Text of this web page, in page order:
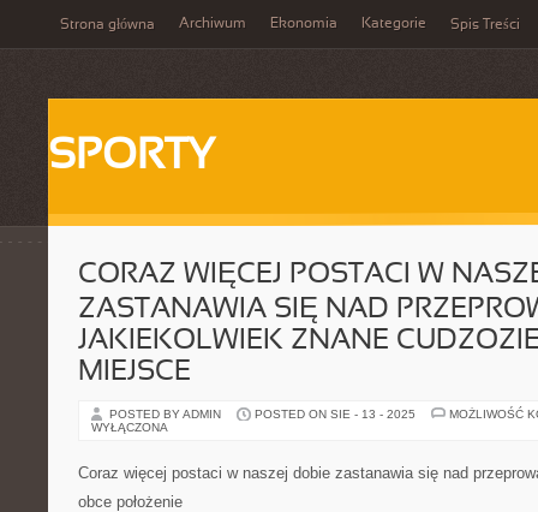
Strona główna Archiwum Ekonomia Kategorie Spis Treści
SPORTY
CORAZ WIĘCEJ POSTACI W
ZASTANAWIA SIĘ NAD
JAKIEKOLWIEK ZNANE
MIEJSCE
POSTED BY ADMIN POSTED ON SIE - 13 - 2025
MOŻLIWOŚĆ
WYŁĄCZONA
Coraz więcej postaci w naszej dobie zastanawia się nad
obce położenie